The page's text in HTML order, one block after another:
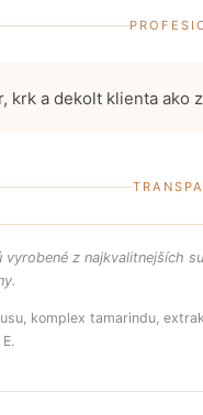
krk a dekolt klienta ako
z najkvalitnejších
komplex tamarindu,